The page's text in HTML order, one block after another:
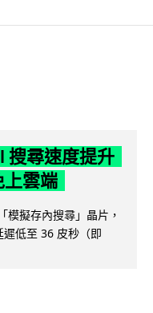
搜尋速度提升
上雲端
模擬存內搜尋」晶片，
遲低至 36 皮秒（即